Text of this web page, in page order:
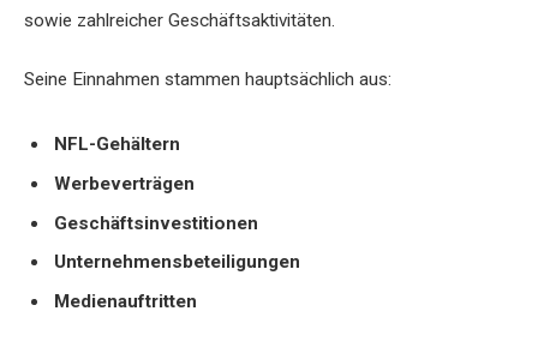
sowie zahlreicher Geschäftsaktivitäten.
Seine Einnahmen stammen hauptsächlich aus:
NFL-Gehältern
Werbeverträgen
Geschäftsinvestitionen
Unternehmensbeteiligungen
Medienauftritten